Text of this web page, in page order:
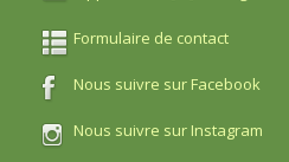
Formulaire de contact
Nous suivre sur Facebook
Nous suivre sur Instagram